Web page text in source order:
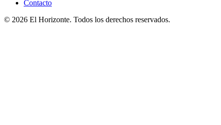
Contacto
© 2026 El Horizonte. Todos los derechos reservados.